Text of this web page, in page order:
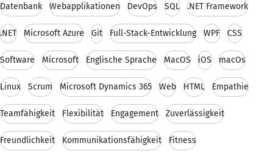
Datenbank Webapplikationen DevOps SQL .NET Framework
.NET Microsoft Azure Git Full-Stack-Entwicklung WPF CSS
Software Microsoft Englische Sprache MacOS iOS macOs
Linux Scrum Microsoft Dynamics 365 Web HTML Empathie
Teamfähigkeit Flexibilität Engagement Zuverlässigkeit
Freundlichkeit Kommunikationsfähigkeit Fitness